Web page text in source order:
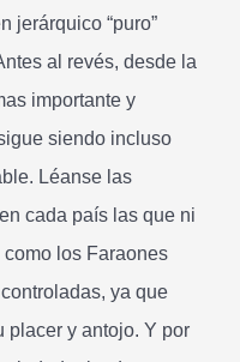
jerárquico “puro”
al revés, desde la
importante y
siendo incluso
Léanse las
cada país las que ni
los Faraones
ya que
placer y antojo. Y por